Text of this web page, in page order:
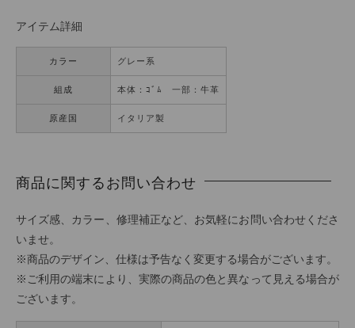
アイテム詳細
カラー グレー系
組成 本体：ｺﾞﾑ 一部：牛革
原産国 イタリア製
商品に関するお問い合わせ
サイズ感、カラー、修理補正など、お気軽にお問い合わせくださ
いませ。
※商品のデザイン、仕様は予告なく変更する場合がございます。
※ご利用の端末により、実際の商品の色と異なって見える場合が
ございます。